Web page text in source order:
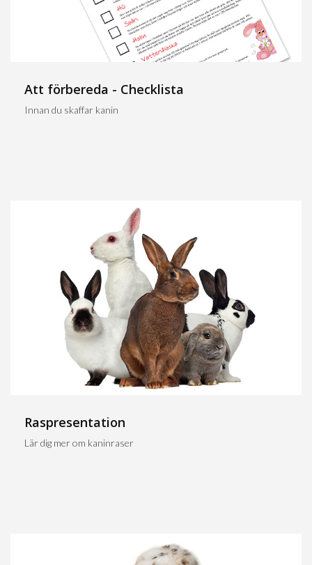
Att förbereda - Checklista
Innan du skaffar kanin
Raspresentation
Lär dig mer om kaninraser